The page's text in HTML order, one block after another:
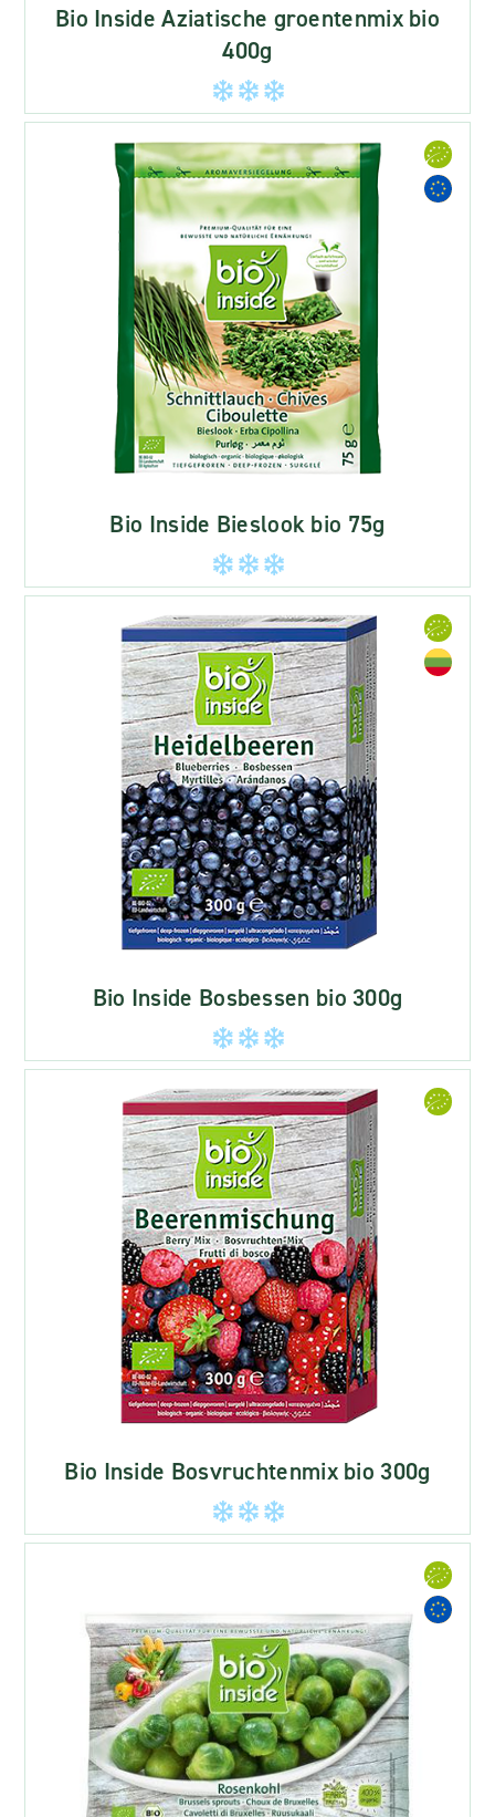
Bio Inside Aziatische groentenmix bio
400g
Bio Inside Bieslook bio 75g
Bio Inside Bosbessen bio 300g
Bio Inside Bosvruchtenmix bio 300g